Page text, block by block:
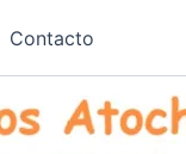
Contacto